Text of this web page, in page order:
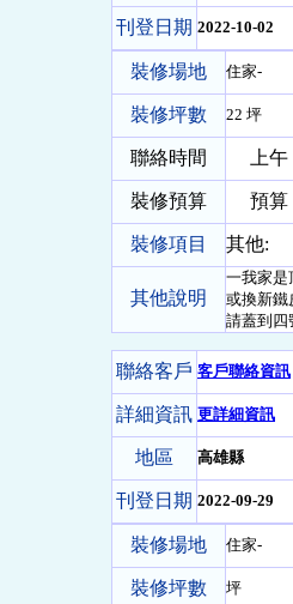
刊登日期 2022-10-02
裝修場地 住家-
裝修坪數 22 坪
聯絡時間 上午
裝修預算 預算
裝修項目 其他:
其他說明
一我家是
或換新鐵
請蓋到四
聯絡客戶 客戶聯絡資訊
詳細資訊 更詳細資訊
地區 高雄縣
刊登日期 2022-09-29
裝修場地 住家-
裝修坪數 坪